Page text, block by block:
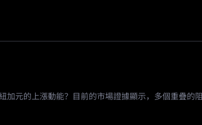
加元的上漲動能？目前的市場證據顯示，多個重疊的